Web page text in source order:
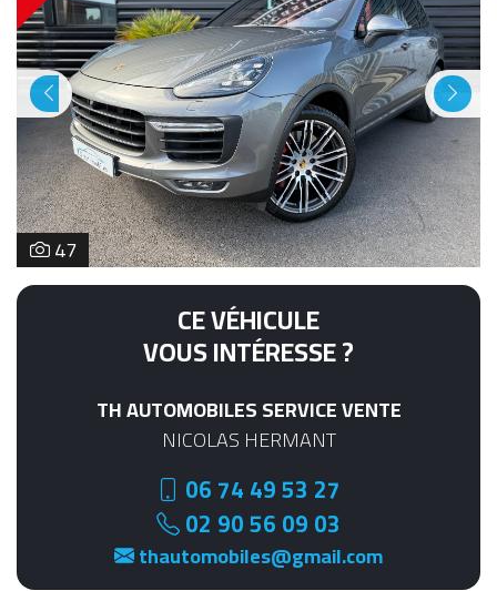
Previous Next
47
CE VÉHICULE
VOUS INTÉRESSE ?
TH AUTOMOBILES SERVICE VENTE
NICOLAS HERMANT
06 74 49 53 27
02 90 56 09 03
thautomobiles@gmail.com